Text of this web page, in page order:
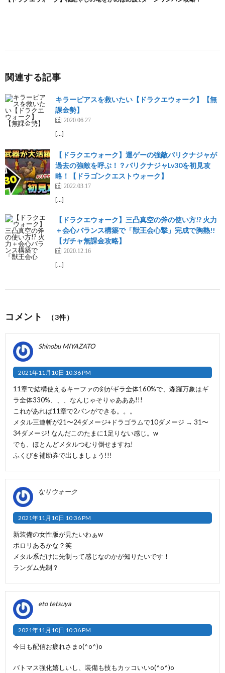
関連する記事
キラーピアスを救いたい【ドラクエウォーク】【無
課金勢】
2020.06.27
[…]
【ドラクエウォーク】運ゲーの強敵バリクナジャが
過去の強敵を呼ぶ！？バリクナジャLv30を初見攻
略！【ドラゴンクエストウォーク】
2022.03.17
[…]
【ドラクエウォーク】三凸真空の斧の使い方!? 火力
＋会心バランス構築で「獣王会心撃」完成で胸熱!!
【ガチャ無課金攻略】
2020.12.16
[…]
コメント （3件）
Shinobu MIYAZATO
2021年11月10日 10:36 PM
11章で結構使えるキーファの剣がギラ全体160%で、森羅万象はギ
ラ全体330%、、、なんじゃそりゃあああ!!!
これがあれば11章で2パンができる。。。
メタル三連斬が21〜24ダメージ+ドラゴラムで10ダメージ → 31〜
34ダメージ! なんだこのたまに1足りない感じ。w
でも、ほとんどメタルつむり倒せますね!
ふくびき補助券で出しましょう!!!
なりウォーク
2021年11月10日 10:36 PM
新装備の女性版が見たいわぁw
ポロリあるかな？笑
メタル系だけに先制って感じなのかが知りたいです！
ランダム先制？
eto tetsuya
2021年11月10日 10:36 PM
今日も配信お疲れさまo(^o^)o
バトマス強化嬉しいし、装備も技もカッコいいo(^o^)o